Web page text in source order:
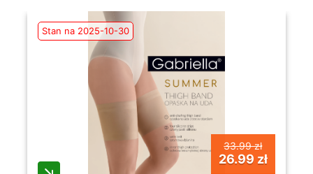
Stan na 2025-10-30
33.99 zł
26.99 zł